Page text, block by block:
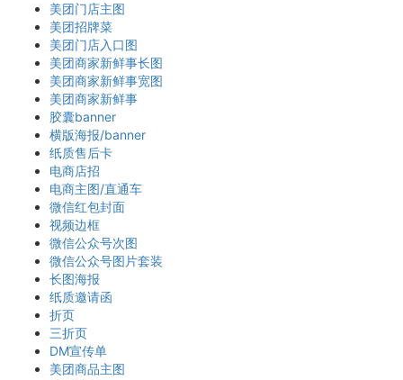
美团门店主图
美团招牌菜
美团门店入口图
美团商家新鲜事长图
美团商家新鲜事宽图
美团商家新鲜事
胶囊banner
横版海报/banner
纸质售后卡
电商店招
电商主图/直通车
微信红包封面
视频边框
微信公众号次图
微信公众号图片套装
长图海报
纸质邀请函
折页
三折页
DM宣传单
美团商品主图